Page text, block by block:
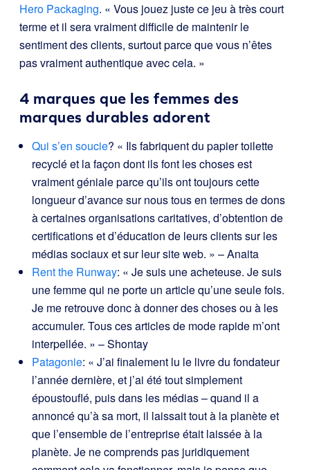
Hero Packaging. « Vous jouez juste ce jeu à très court
terme et il sera vraiment difficile de maintenir le
sentiment des clients, surtout parce que vous n’êtes
pas vraiment authentique avec cela. »
4 marques que les femmes des
marques durables adorent
Qui s’en soucie? « Ils fabriquent du papier toilette
recyclé et la façon dont ils font les choses est
vraiment géniale parce qu’ils ont toujours cette
longueur d’avance sur nous tous en termes de dons
à certaines organisations caritatives, d’obtention de
certifications et d’éducation de leurs clients sur les
médias sociaux et sur leur site web. » – Anaita
Rent the Runway: « Je suis une acheteuse. Je suis
une femme qui ne porte un article qu’une seule fois.
Je me retrouve donc à donner des choses ou à les
accumuler. Tous ces articles de mode rapide m’ont
interpellée. » – Shontay
Patagonie: « J’ai finalement lu le livre du fondateur
l’année dernière, et j’ai été tout simplement
époustouflé, puis dans les médias – quand il a
annoncé qu’à sa mort, il laissait tout à la planète et
que l’ensemble de l’entreprise était laissée à la
planète. Je ne comprends pas juridiquement